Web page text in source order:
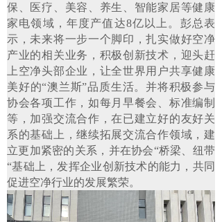
保、医疗、美容、养生、智能家居等健康
家电领域，年度产值达8亿以上。彭总表
示，未来将一步一个脚印，扎实做好空净
产业的相关业务，积极创新技术，迎头赶
上空净头部企业，让全世界用户共享健康
美好的“澳兰斯”品质生活。并将积极参与
协会各项工作，如每月早餐会、标准编制
等，加强交流合作，在已建立好的友好关
系的基础上，继续拓展交流合作领域，建
立更加紧密的关系，并在协会“桥梁、纽带
“基础上，发挥企业创新技术的能力，共同
促进空净行业的发展繁荣。